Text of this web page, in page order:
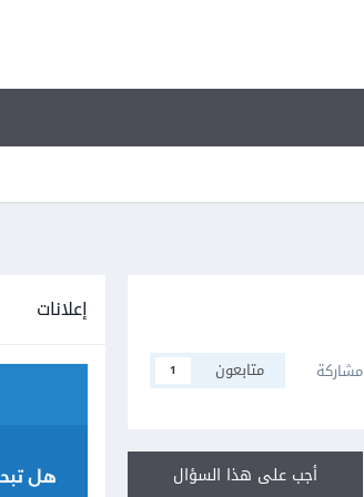
مشاركة متابعون 1
أجب على هذا السؤال
إعلانات